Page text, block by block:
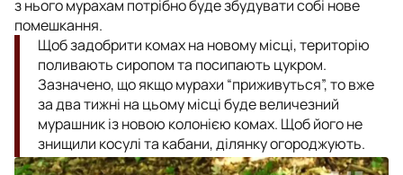
з нього мурахам потрібно буде збудувати собі нове
помешкання.
Щоб задобрити комах на новому місці, територію
поливають сиропом та посипають цукром.
Зазначено, що якщо мурахи “приживуться”, то вже
за два тижні на цьому місці буде величезний
мурашник із новою колонією комах. Щоб його не
знищили косулі та кабани, ділянку огороджують.